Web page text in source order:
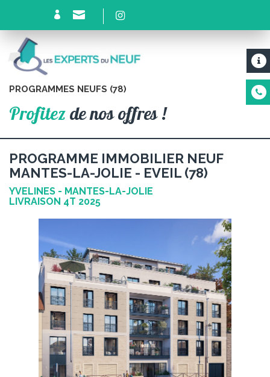
PROGRAMMES NEUFS (78)
Profitezde nos offres !
PROGRAMME IMMOBILIER NEUF
MANTES-LA-JOLIE - EVEIL (78)
YVELINES - MANTES-LA-JOLIE
LIVRAISON 4T 2025